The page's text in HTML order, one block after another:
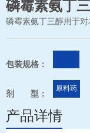
磷霉素氨丁
磷霉素氨丁三醇用于对
包装规格：
剂 型：
原料药
产品详情